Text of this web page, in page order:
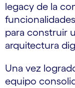
legacy de la
para construir
arquitectura
Una vez
equipo